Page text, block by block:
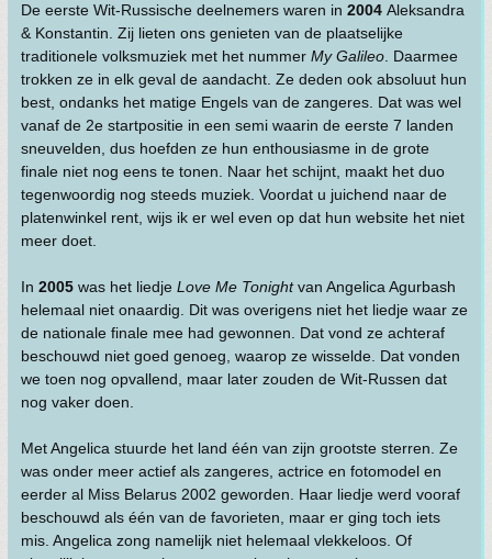
De eerste Wit-Russische deelnemers waren in 2004 Aleksandra
& Konstantin. Zij lieten ons genieten van de plaatselijke
traditionele volksmuziek met het nummer My Galileo . Daarmee
trokken ze in elk geval de aandacht. Ze deden ook absoluut hun
best, ondanks het matige Engels van de zangeres. Dat was wel
vanaf de 2e startpositie in een semi waarin de eerste 7 landen
sneuvelden, dus hoefden ze hun enthousiasme in de grote
finale niet nog eens te tonen. Naar het schijnt, maakt het duo
tegenwoordig nog steeds muziek. Voordat u juichend naar de
platenwinkel rent, wijs ik er wel even op dat hun website het niet
meer doet.
In 2005 was het liedje Love Me Tonightvan Angelica Agurbash
helemaal niet onaardig. Dit was overigens niet het liedje waar ze
de nationale finale mee had gewonnen. Dat vond ze achteraf
beschouwd niet goed genoeg, waarop ze wisselde. Dat vonden
we toen nog opvallend, maar later zouden de Wit-Russen dat
nog vaker doen.
Met Angelica stuurde het land één van zijn grootste sterren. Ze
was onder meer actief als zangeres, actrice en fotomodel en
eerder al Miss Belarus 2002 geworden. Haar liedje werd vooraf
beschouwd als één van de favorieten, maar er ging toch iets
mis. Angelica zong namelijk niet helemaal vlekkeloos. Of